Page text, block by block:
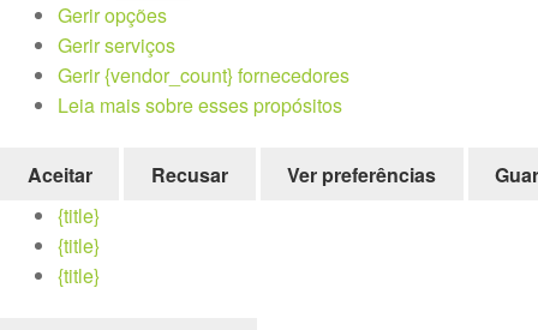
Gerir opções
Gerir serviços
Gerir {vendor_count} fornecedores
Leia mais sobre esses propósitos
Aceitar Recusar Ver preferências
{title}
{title}
{title}